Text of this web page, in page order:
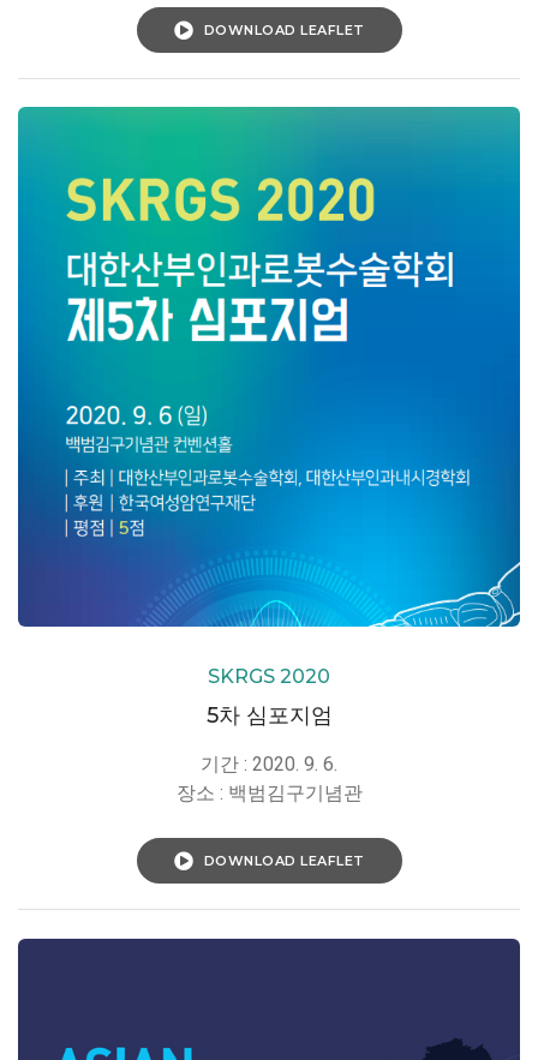
DOWNLOAD LEAFLET
SKRGS 2020
5차 심포지엄
기간 : 2020. 9. 6.
장소 : 백범김구기념관
DOWNLOAD LEAFLET